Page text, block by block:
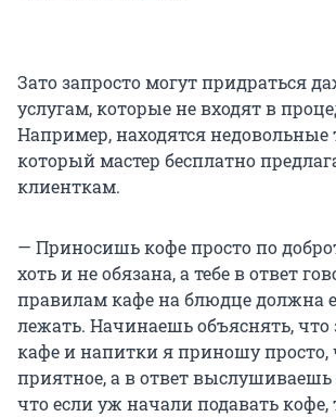
Зато запросто могут придраться
услугам, которые не входят в
Например, находятся недовольные
который мастер бесплатно
клиенткам.
— Приносишь кофе просто по
хоть и не обязана, а тебе в ответ
правилам кафе на блюдце должна
лежать. Начинаешь объяснять, что
кафе и напитки я приношу просто,
приятное, а в ответ
что если уж начали подавать кофе,